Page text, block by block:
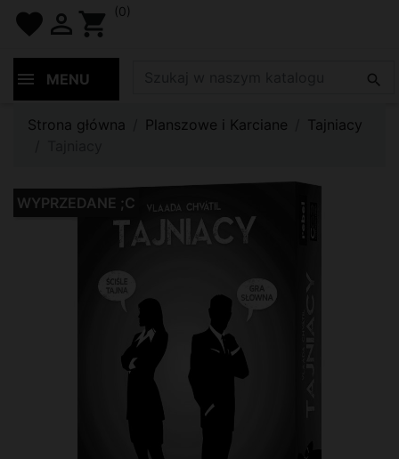
favorite  shopping_cart (0)
MENU 
Strona główna Planszowe i Karciane
Tajniacy
WYPRZEDANE ;C